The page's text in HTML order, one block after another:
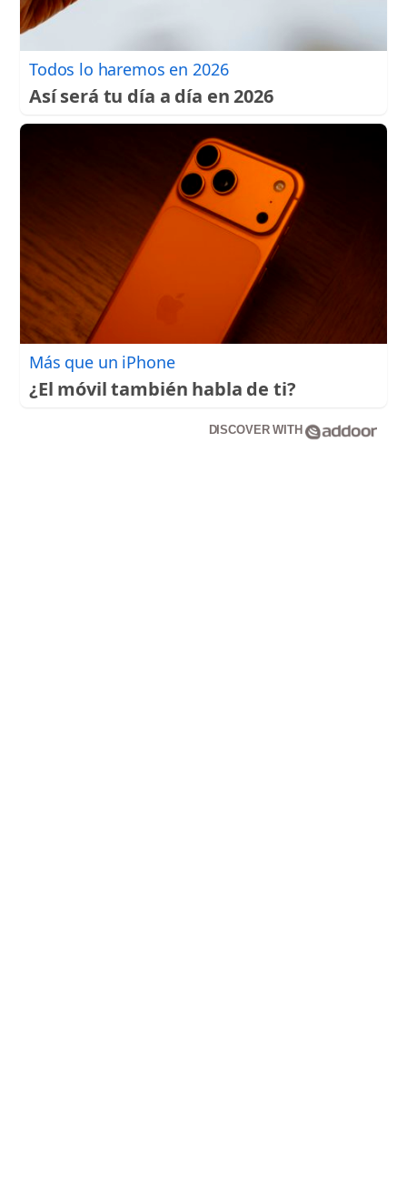
Todos lo haremos en 2026
Así será tu día a día en 2026
Más que un iPhone
¿El móvil también habla de ti?
DISCOVER WITH